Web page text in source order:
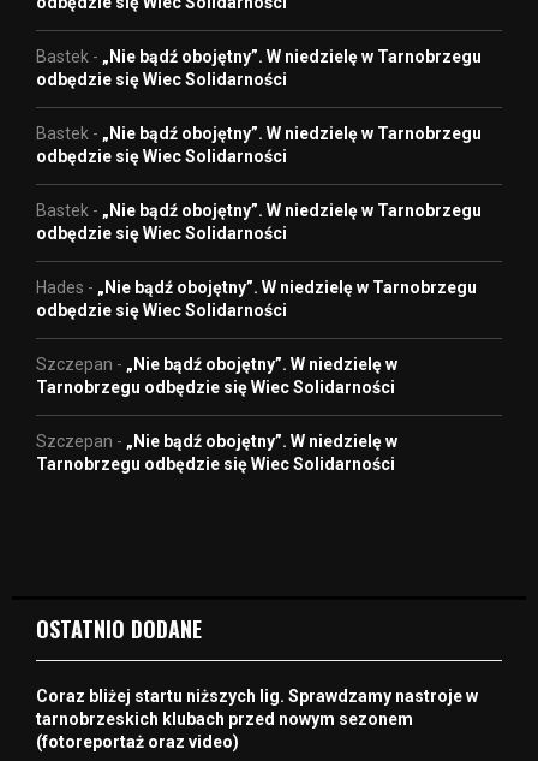
Bastek - „Nie bądź obojętny”. W niedzielę w Tarnobrzegu
odbędzie się Wiec Solidarności
Bastek - „Nie bądź obojętny”. W niedzielę w Tarnobrzegu
odbędzie się Wiec Solidarności
Bastek - „Nie bądź obojętny”. W niedzielę w Tarnobrzegu
odbędzie się Wiec Solidarności
Hades - „Nie bądź obojętny”. W niedzielę w Tarnobrzegu
odbędzie się Wiec Solidarności
Szczepan - „Nie bądź obojętny”. W niedzielę w
Tarnobrzegu odbędzie się Wiec Solidarności
Szczepan - „Nie bądź obojętny”. W niedzielę w
Tarnobrzegu odbędzie się Wiec Solidarności
OSTATNIO DODANE
Coraz bliżej startu niższych lig. Sprawdzamy nastroje w
tarnobrzeskich klubach przed nowym sezonem
(fotoreportaż oraz video)